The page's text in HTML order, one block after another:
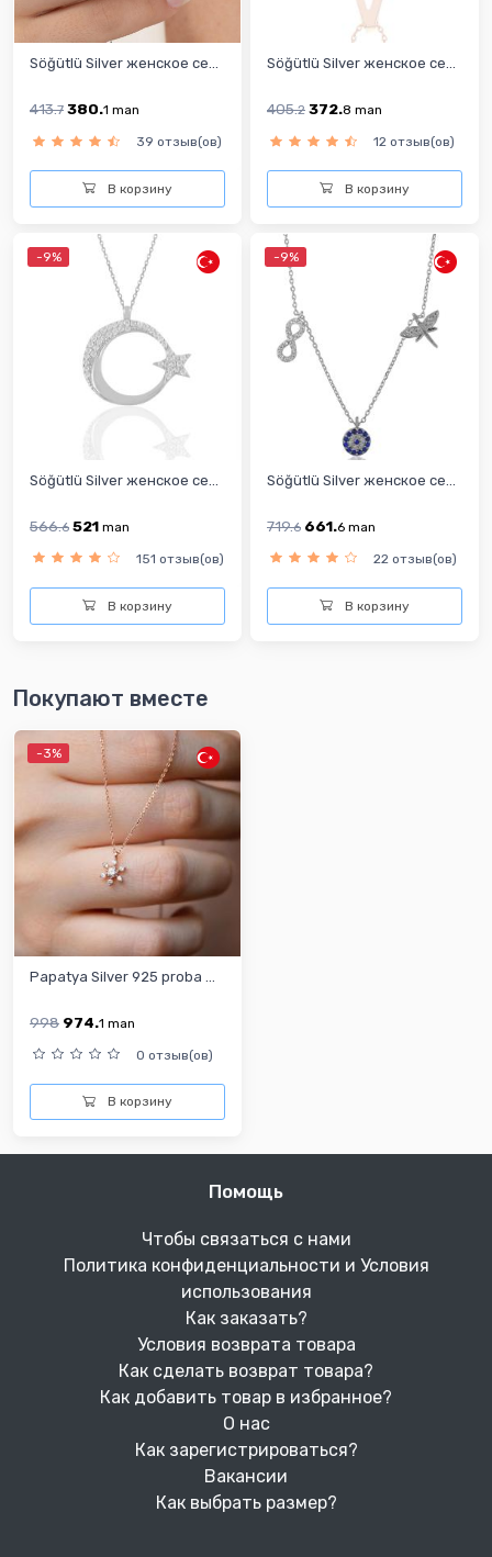
Söğütlü Silver женское се...
413.7 380.1 man
39 отзыв(ов)
В корзину
Söğütlü Silver женское се...
405.2 372.8 man
12 отзыв(ов)
В корзину
-9%
Söğütlü Silver женское се...
566.6 521 man
151 отзыв(ов)
В корзину
-9%
Söğütlü Silver женское се...
719.6 661.6 man
22 отзыв(ов)
В корзину
Покупают вместе
-3%
Papatya Silver 925 proba ...
998 974.1 man
0 отзыв(ов)
В корзину
Помощь
Чтобы связаться с нами
Политика конфиденциальности и Условия
использования
Как заказать?
Условия возврата товара
Как сделать возврат товара?
Как добавить товар в избранное?
О нас
Как зарегистрироваться?
Вакансии
Как выбрать размер?